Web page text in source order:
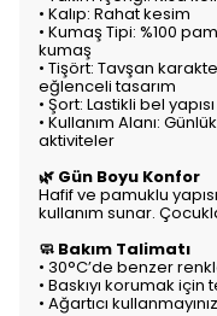
• Kalıp: Rahat kesim
• Kumaş Tipi: %100
kumaş
• Tişört: Tavşan
eğlenceli tasarım
• Şort: Lastikli bel
• Kullanım Alanı:
aktiviteler
🌿 Gün Boyu Konfor
Hafif ve pamuklu
kullanım sunar.
🧼 Bakım Talimatı
• 30°C’de benzer
• Baskıyı korumak için
• Ağartıcı kullanmayınız